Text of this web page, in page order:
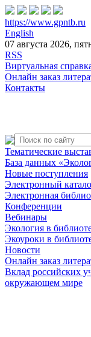
https://www.gpntb.ru
English
07 августа 2026,
RSS
Виртуальная
Онлайн заказ
Контакты
Тематические
База данных
Новые поступления
Электронный
Электронная
Конференции
Вебинары
Экология в
Экоуроки в
Новости
Онлайн заказ
Вклад российских
окружающем мире